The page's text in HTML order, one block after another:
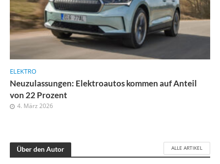
ELEKTRO
Neuzulassungen: Elektroautos kommen auf Anteil
von 22 Prozent
4. März 2026
Über den Autor ALLE ARTIKEL